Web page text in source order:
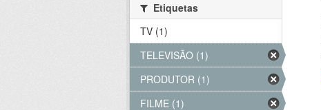
Etiquetas
TV (1)
TELEVISÃO (1)
PRODUTOR (1)
FILME (1)